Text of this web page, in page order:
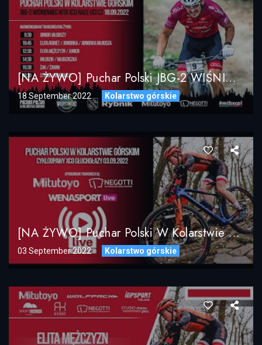
[NA ŻYWO] Puchar Polski JBG-2 WIŚNIOWIEC MTB XCO RACE UCI C3 18.09.2022
18 September 2022 Kolarstwo górskie
[NA ŻYWO] Puchar Polski W Kolarstwie Górskim – CykloOpawy XCO / Głuchołazy 03.09.2022
03 September 2022 Kolarstwo górskie